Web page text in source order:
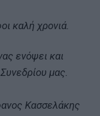
καλή χρονιά.
ενόψει και
μας.
Κασσελάκης